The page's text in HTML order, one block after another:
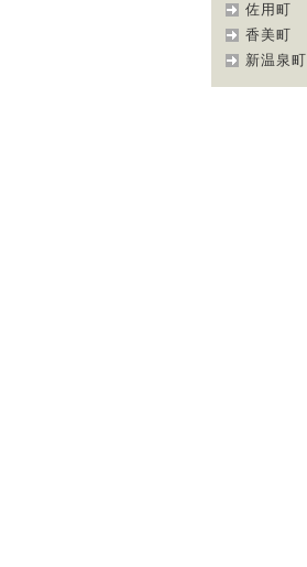
佐用町
香美町
新温泉町